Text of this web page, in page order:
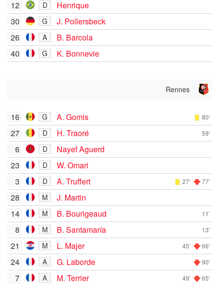
12 D
Henrique
30
G
J. Pollersbeck
26
A
B. Barcola
40
G K. Bonnevie
Rennes
16 G A. Gomis 80'
27 D H. Traoré 59'
6 D
Nayef Aguerd
23
D
W. Omari
3
D A. Truffert 27' 77'
28 M
J. Martin
14
M B. Bourigeaud 11'
8 M B. Santamaría 13'
21 M L. Majer 45' 66'
24 A G. Laborde 90'
7 A M. Terrier 49' 65'